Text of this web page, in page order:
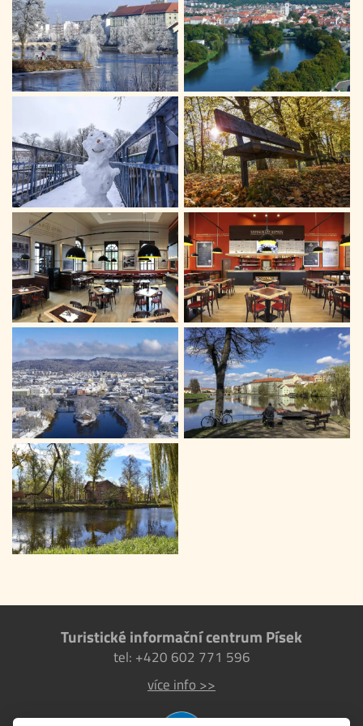
Turistické informační centrum Písek
tel: +420 602 771 596
více info >>